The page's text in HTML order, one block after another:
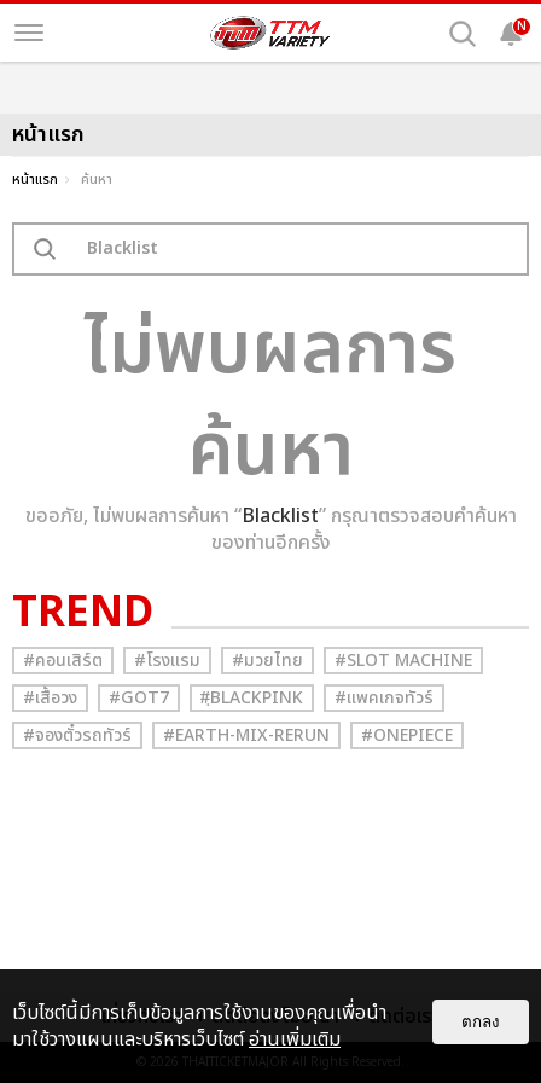
N
หน้าแรก
หน้าแรก ค้นหา
ไม่พบผลการ
ค้นหา
ขออภัย, ไม่พบผลการค้นหา “Blacklist” กรุณาตรวจสอบคำค้นหา
ของท่านอีกครั้ง
TREND
#คอนเสิร์ต #โรงแรม #มวยไทย
#SLOT MACHINE
#เสื้อวง
#GOT7 #ฺBLACKPINK
#แพคเกจทัวร์
#จองตั๋วรถทัวร์
#EARTH-MIX-RERUN #ONEPIECE
เกี่ยวกับเรา ติดต่อลงโฆษณา ติดต่อเรา
© 2026 THAITICKETMAJOR All Rights Reserved.
เว็บไซต์นี้มีการเก็บข้อมูลการใช้งานของคุณเพื่อนำ
มาใช้วางแผนและบริหารเว็บไซต์อ่านเพิ่มเติม
ตกลง